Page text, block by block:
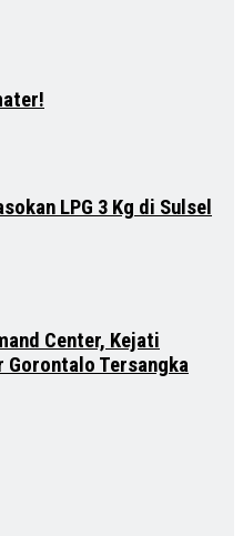
LPG 3 Kg di Sulsel
Center, Kejati
Gorontalo Tersangka